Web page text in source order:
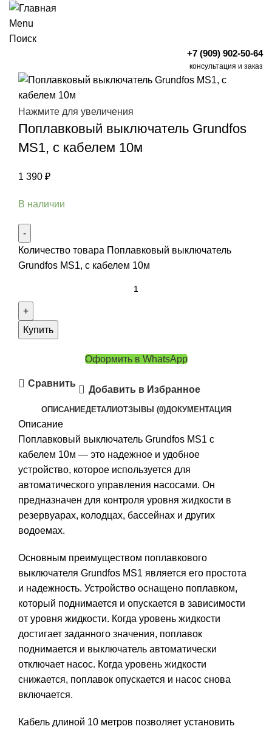
Menu
Поиск
+7 (909) 902-50-64
консультация и заказ
Нажмите для увеличения
Поплавковый выключатель Grundfos
MS1, с кабелем 10м
1 390 ₽
В наличии
Количество товара Поплавковый выключатель
Grundfos MS1, с кабелем 10м
Купить
Оформить в WhatsApp
Сравнить
Добавить в Избранное
ОПИСАНИЕДЕТАЛИОТЗЫВЫ (0)ДОКУМЕНТАЦИЯ
Описание
Поплавковый выключатель Grundfos MS1 с
кабелем 10м — это надежное и удобное
устройство, которое используется для
автоматического управления насосами. Он
предназначен для контроля уровня жидкости в
резервуарах, колодцах, бассейнах и других
водоемах.
Основным преимуществом поплавкового
выключателя Grundfos MS1 является его простота
и надежность. Устройство оснащено поплавком,
который поднимается и опускается в зависимости
от уровня жидкости. Когда уровень жидкости
достигает заданного значения, поплавок
поднимается и выключатель автоматически
отключает насос. Когда уровень жидкости
снижается, поплавок опускается и насос снова
включается.
Кабель длиной 10 метров позволяет установить